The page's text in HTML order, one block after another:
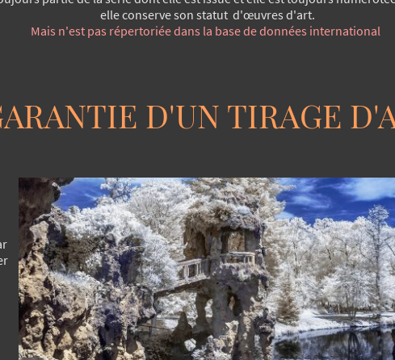
D'UN TIRAGE
elle conserve son statut d'œuvres d'art.
Mais n'est pas répertoriée dans la base de données international